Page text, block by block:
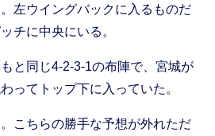
左ウイングバックに入るものだ
チに中央にいる。
と同じ4-2-3-1の布陣で、宮城が
ってトップ下に入っていた。
こちらの勝手な予想が外れただ